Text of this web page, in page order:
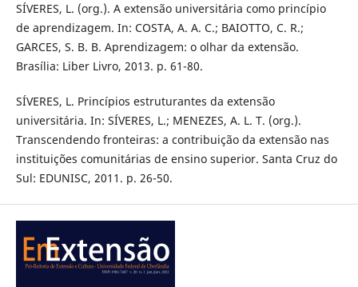
SÍVERES, L. (org.). A extensão universitária como princípio
de aprendizagem. In: COSTA, A. A. C.; BAIOTTO, C. R.;
GARCES, S. B. B. Aprendizagem: o olhar da extensão.
Brasília: Liber Livro, 2013. p. 61-80.
SÍVERES, L. Princípios estruturantes da extensão
universitária. In: SÍVERES, L.; MENEZES, A. L. T. (org.).
Transcendendo fronteiras: a contribuição da extensão nas
instituições comunitárias de ensino superior. Santa Cruz do
Sul: EDUNISC, 2011. p. 26-50.